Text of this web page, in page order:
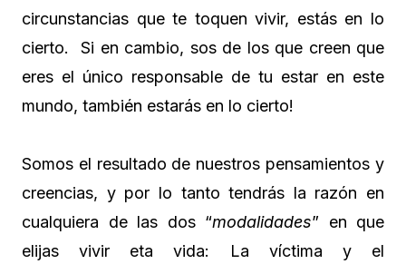
circunstancias que te toquen vivir, estás en lo
cierto. Si en cambio, sos de los que creen que
eres el único responsable de tu estar en este
mundo, también estarás en lo cierto!
Somos el resultado de nuestros pensamientos y
creencias, y por lo tanto tendrás la razón en
cualquiera de las dos “modalidades” en que
elijas vivir eta vida: La víctima y el